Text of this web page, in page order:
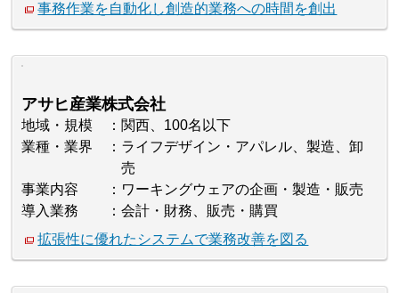
事務作業を自動化し創造的業務への時間を創出
アサヒ産業株式会社
地域・規模
関西、100名以下
業種・業界
ライフデザイン・アパレル、製造、卸
売
事業内容
ワーキングウェアの企画・製造・販売
導入業務
会計・財務、販売・購買
拡張性に優れたシステムで業務改善を図る